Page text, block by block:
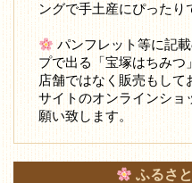
ングで手土産にぴったり
パンフレット等に記
プで出る「宝塚はちみつ
店舗ではなく販売もして
サイトのオンラインショ
願い致します。
ふるさ